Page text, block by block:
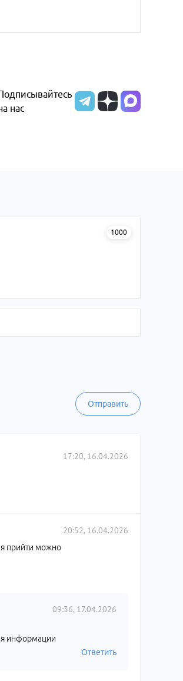
нас
1000
Отправить
17:20, 16.04.2026
20:52, 16.04.2026
прийти можно
09:36, 17.04.2026
информации
Ответить